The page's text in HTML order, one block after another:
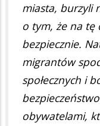
miasta, burzyli
o tym, że na tę
bezpiecznie.
migrantów
społecznych i
obywatelami,